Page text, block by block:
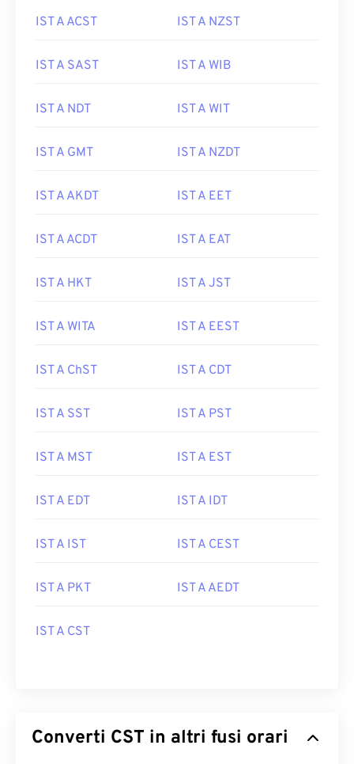
IST A ACST IST A NZST
IST A SAST IST A WIB
IST A NDT IST A WIT
IST A GMT IST A NZDT
IST A AKDT IST A EET
IST A ACDT IST A EAT
IST A HKT IST A JST
IST A WITA IST A EEST
IST A ChST IST A CDT
IST A SST IST A PST
IST A MST IST A EST
IST A EDT IST A IDT
IST A IST IST A CEST
IST A PKT IST A AEDT
IST A CST
Converti CST in altri fusi orari